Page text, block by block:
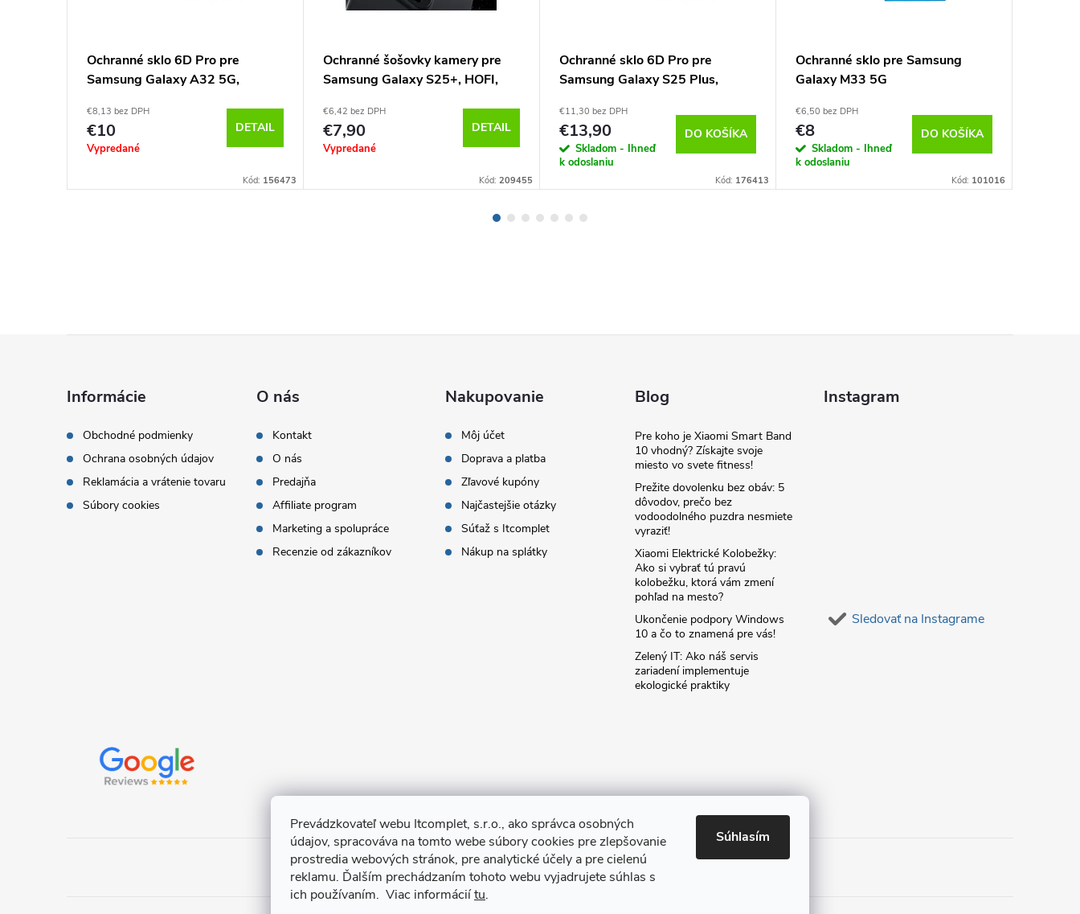
Prevádzkovateľ webu Itcomplet, s.r.o., ako správca osobných
údajov, spracováva na tomto webe súbory cookies pre zlepšovanie
prostredia webových stránok, pre analytické účely a pre cielenú
reklamu. Ďalším prechádzaním tohoto webu vyjadrujete súhlas s
ich používaním. Viac informáciítu.
Súhlasím
Ochranné sklo 6D Pro pre
Samsung Galaxy A32 5G,
€8,13 bez DPH
€10
Vypredané
DETAIL
Kód: 156473
Ochranné šošovky kamery pre
Samsung Galaxy S25+, HOFI,
€6,42 bez DPH
€7,90
Vypredané
DETAIL
Kód: 209455
Ochranné sklo 6D Pro pre
Samsung Galaxy S25 Plus,
€11,30 bez DPH
€13,90
Skladom - Ihneď
k odoslaniu
DO KOŠÍKA
Kód: 176413
Ochranné sklo pre Samsung
Galaxy M33 5G
€6,50 bez DPH
€8
Skladom - Ihneď
k odoslaniu
DO KOŠÍKA
Kód: 101016
Informácie
Obchodné podmienky
Ochrana osobných údajov
Reklamácia a vrátenie tovaru
Súbory cookies
O nás
Kontakt
O nás
Predajňa
Affiliate program
Marketing a spolupráce
Recenzie od zákazníkov
Nakupovanie
Môj účet
Doprava a platba
Zľavové kupóny
Najčastejšie otázky
Súťaž s Itcomplet
Nákup na splátky
Blog
Pre koho je Xiaomi Smart Band
10 vhodný? Získajte svoje
miesto vo svete fitness!
Prežite dovolenku bez obáv: 5
dôvodov, prečo bez
vodoodolného puzdra nesmiete
vyraziť!
Xiaomi Elektrické Kolobežky:
Ako si vybrať tú pravú
kolobežku, ktorá vám zmení
pohľad na mesto?
Ukončenie podpory Windows
10 a čo to znamená pre vás!
Zelený IT: Ako náš servis
zariadení implementuje
ekologické praktiky
Instagram
Sledovať na Instagrame